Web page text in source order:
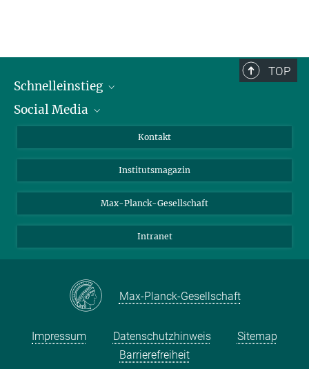
TOP
Schnelleinstieg
Alumni
Schulen
Studierende
Social Media
Facebook
YouTube
Kontakt
Institutsmagazin
Max-Planck-Gesellschaft
Intranet
Max-Planck-Gesellschaft
Impressum Datenschutzhinweis
Sitemap
Barrierefreiheit